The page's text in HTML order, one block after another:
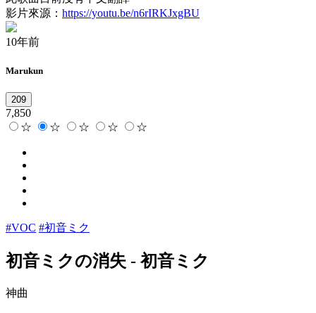
影片來源： https://youtu.be/n6rIRKJxgBU
10年前
Marukun
209
7,850
☆
☆ ☆ ☆ ☆
#VOC #初音ミク
初音ミクの消失 - 初音ミク
神曲